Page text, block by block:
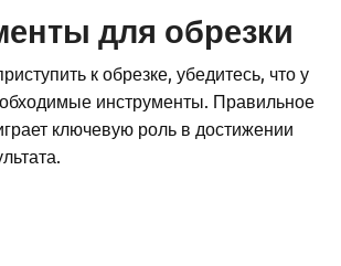
для обрезки
к обрезке, убедитесь, что у
инструменты. Правильное
ключевую роль в достижении